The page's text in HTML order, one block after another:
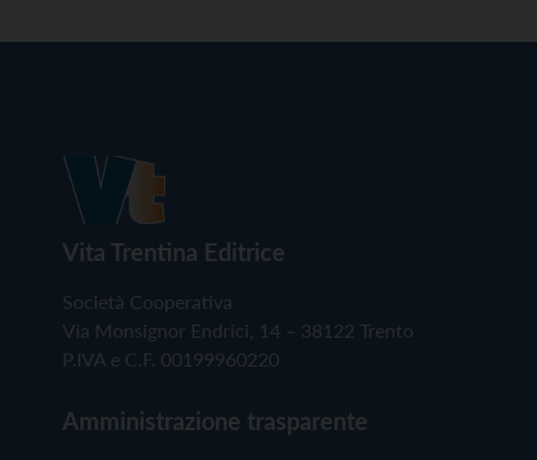
Vita Trentina Editrice
Società Cooperativa
Via Monsignor Endrici, 14 – 38122 Trento
P.IVA e C.F. 00199960220
Amministrazione trasparente